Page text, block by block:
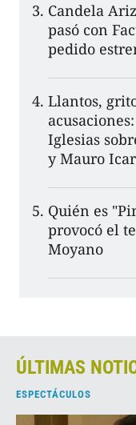
Candela
pasó con
pedido
Llantos,
Iglesias
y Mauro
Quién es
provocó el
Moyano
ÚLTIMAS
ESPECTÁCULOS